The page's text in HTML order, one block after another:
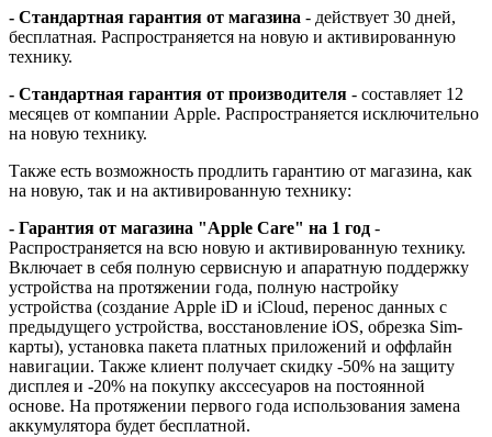
- Стандартная гарантия от магазина - действует 30 дней,
бесплатная. Распространяется на новую и активированную
технику.
- Стандартная гарантия от производителя - составляет 12
месяцев от компании Apple. Распространяется исключительно
на новую технику.
Также есть возможность продлить гарантию от магазина, как
на новую, так и на активированную технику:
- Гарантия от магазина "Apple Care" на 1 год -
Распространяется на всю новую и активированную технику.
Включает в себя полную сервисную и апаратную поддержку
устройства на протяжении года, полную настройку
устройства (создание Apple iD и iCloud, перенос данных с
предыдущего устройства, восстановление iOS, обрезка Sim-
карты), установка пакета платных приложений и оффлайн
навигации. Также клиент получает скидку -50% на защиту
дисплея и -20% на покупку акссесуаров на постоянной
основе. На протяжении первого года использования замена
аккумулятора будет бесплатной.